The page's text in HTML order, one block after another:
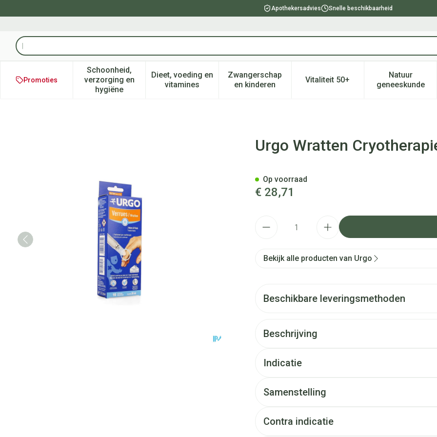
Apothekersadvies Snelle beschikbaarheid
Product, merk, categorie...
Promoties
Schoonheid,
verzorging en
hygiëne
Toon submenu voor Schoonheid, verzorging en hygiëne categorie
Dieet, voeding en
vitaminesToon submenu voor Dieet, voeding en vitamines categorie
Zwangerschap
en kinderenToon submenu voor Zwangerschap en kinderen
Vitaliteit 50+Toon submenu voor Vitaliteit
Natuur
geneeskunde
Toon
Urgo Wratten Cryotherapie Fl 38mlUrgo Wratten
€ 28,71
Op voorraad
Bekijk alle producten van Urgo
Beschikbare leveringsmethoden
Beschrijving
Indicatie
Samenstelling
Contra indicatie